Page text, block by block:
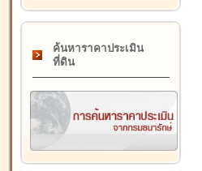
ค้นหาราคาประเมิน
ที่ดิน